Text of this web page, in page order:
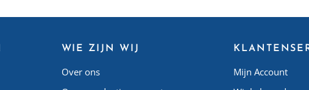
WIE ZIJN WIJ
Over ons
Mijn Account